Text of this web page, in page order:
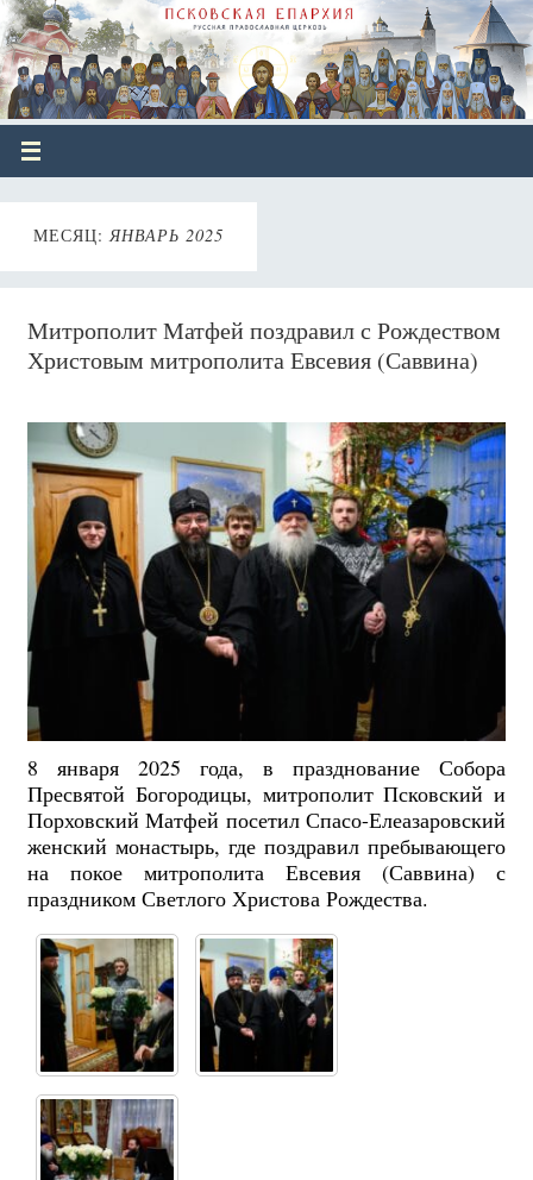
МЕСЯЦ:ЯНВАРЬ 2025
Митрополит Матфей поздравил с Рождеством
Христовым митрополита Евсевия (Саввина)
8 января 2025 года, в празднование Собора
Пресвятой Богородицы, митрополит Псковский и
Порховский Матфей посетил Спасо-Елеазаровский
женский монастырь, где поздравил пребывающего
на покое митрополита Евсевия (Саввина) с
праздником Светлого Христова Рождества.